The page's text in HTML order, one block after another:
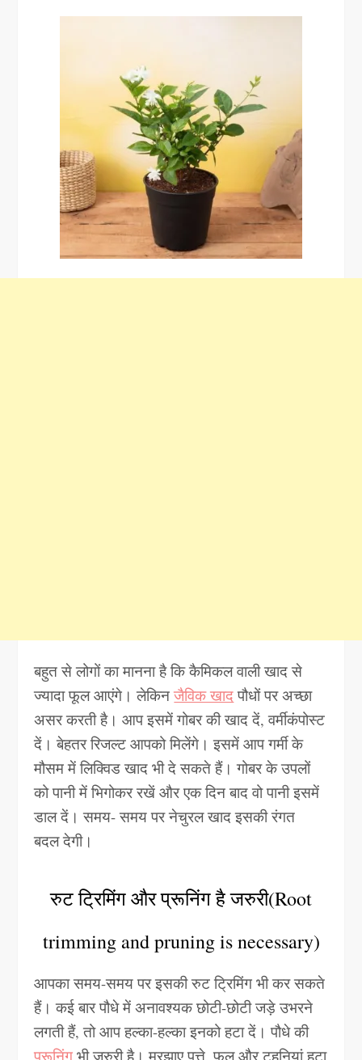
बहुत से लोगों का मानना है कि कैमिकल वाली खाद से
ज्यादा फूल आएंगे। लेकिनजैविक खादपौधों पर अच्छा
असर करती है। आप इसमें गोबर की खाद दें, वर्मीकंपोस्ट
दें। बेहतर रिजल्ट आपको मिलेंगे। इसमें आप गर्मी के
मौसम में लिक्विड खाद भी दे सकते हैं। गोबर के उपलों
को पानी में भिगोकर रखें और एक दिन बाद वो पानी इसमें
डाल दें। समय- समय पर नेचुरल खाद इसकी रंगत
बदल देगी।
रुट ट्रिमिंग और प्रूनिंग है जरुरी(Root
trimming and pruning is necessary)
आपका समय-समय पर इसकी रुट ट्रिमिंग भी कर सकते
हैं। कई बार पौधे में अनावश्यक छोटी-छोटी जड़े उभरने
लगती हैं, तो आप हल्का-हल्का इनको हटा दें। पौधे की
प्रूनिंग भी जरुरी है। मुरझाए पत्ते, फूल और टहनियां हटा